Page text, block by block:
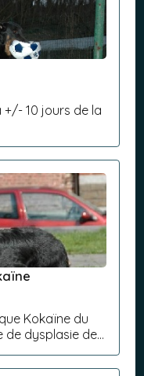
10 jours de la
Kokaïne du
de dysplasie des
sa cation 3 de